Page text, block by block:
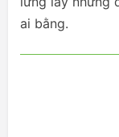
ai bằng.